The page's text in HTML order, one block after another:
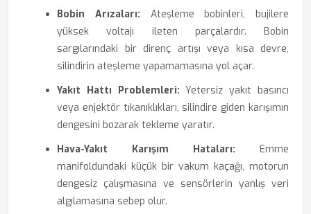
Bobin Arızaları: Ateşleme bobinleri, bujilere
yüksek voltajı ileten parçalardır. Bobin
sargılarındaki bir direnç artışı veya kısa devre,
silindirin ateşleme yapamamasına yol açar.
Yakıt Hattı Problemleri: Yetersiz yakıt basıncı
veya enjektör tıkanıklıkları, silindire giden karışımın
dengesini bozarak tekleme yaratır.
Hava-Yakıt Karışım Hataları: Emme
manifoldundaki küçük bir vakum kaçağı, motorun
dengesiz çalışmasına ve sensörlerin yanlış veri
algılamasına sebep olur.